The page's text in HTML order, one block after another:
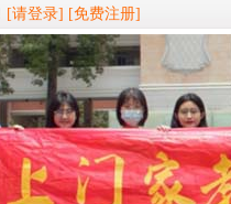
[请登录] [免费注册]